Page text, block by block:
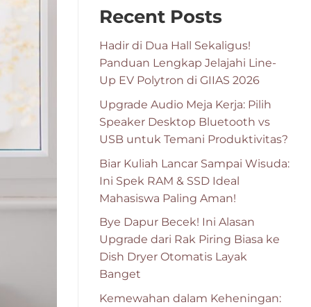
Recent Posts
Hadir di Dua Hall Sekaligus!
Panduan Lengkap Jelajahi Line-
Up EV Polytron di GIIAS 2026
Upgrade Audio Meja Kerja: Pilih
Speaker Desktop Bluetooth vs
USB untuk Temani Produktivitas?
Biar Kuliah Lancar Sampai Wisuda:
Ini Spek RAM & SSD Ideal
Mahasiswa Paling Aman!
Bye Dapur Becek! Ini Alasan
Upgrade dari Rak Piring Biasa ke
Dish Dryer Otomatis Layak
Banget
Kemewahan dalam Keheningan: